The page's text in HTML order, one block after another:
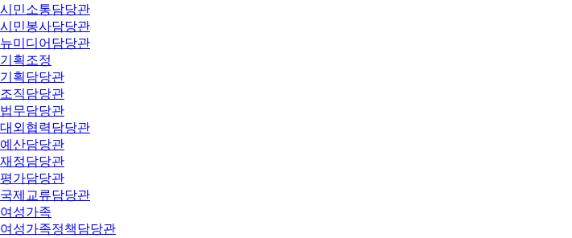
시민소통담당관
시민봉사담당관
뉴미디어담당관
기획조정
기획담당관
조직담당관
법무담당관
대외협력담당관
예산담당관
재정담당관
평가담당관
국제교류담당관
여성가족
여성가족정책담당관